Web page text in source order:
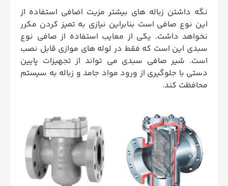
نگه داشتن زباله های بیشتر مزیت اضافی استفاده از
این نوع صافی است بنابراین نیازی به تمیز کردن مکرر
نخواهد داشت. یکی از معایب استفاده از صافی نوع
سبدی این است که فقط در لوله های موازی قابل نصب
است. شیر صافی سبدی می تواند از تجهیزات پایین
دستی با جلوگیری از ورود مواد جامد و زباله به سیستم
محافظت کند.